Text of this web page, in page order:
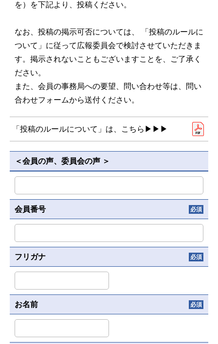
を）を下記より、投稿ください。
なお、投稿の掲示可否については、 「投稿のルールに
ついて」に従って広報委員会で検討させていただきま
す。掲示されないこともございますことを、ご了承く
ださい。
また、会員の事務局への要望、問い合わせ等は、問い
合わせフォームから送付ください。
「投稿のルールについて」は、こちら▶▶▶
＜会員の声、委員会の声 ＞
会員番号 必須
フリガナ 必須
お名前 必須